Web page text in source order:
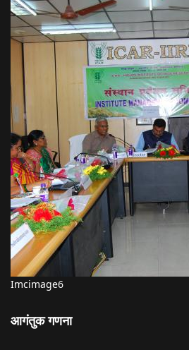
Imcimage6
आगंतुक गणना